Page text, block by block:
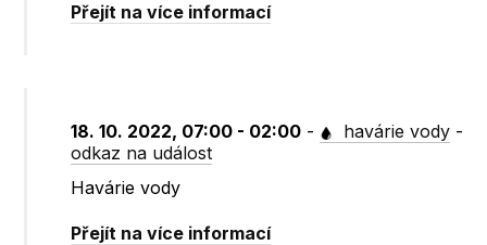
Přejít na více informací
18. 10. 2022, 07:00 - 02:00 - havárie vody -
odkaz na událost
Havárie vody
Přejít na více informací